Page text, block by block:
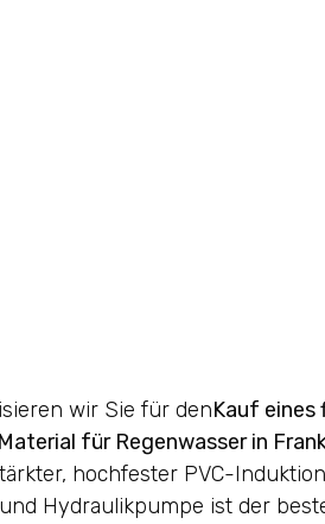
wir Sie für denKauf
für Regenwasser in
hochfester PVC-
Hydraulikpumpe ist der